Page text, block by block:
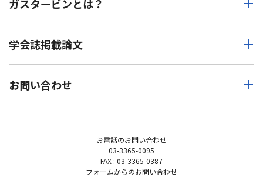
お電話のお問い合わせ
03-3365-0095
FAX : 03-3365-0387
フォームからのお問い合わせ
ガスタービンとは？
学会誌掲載論文
お問い合わせ